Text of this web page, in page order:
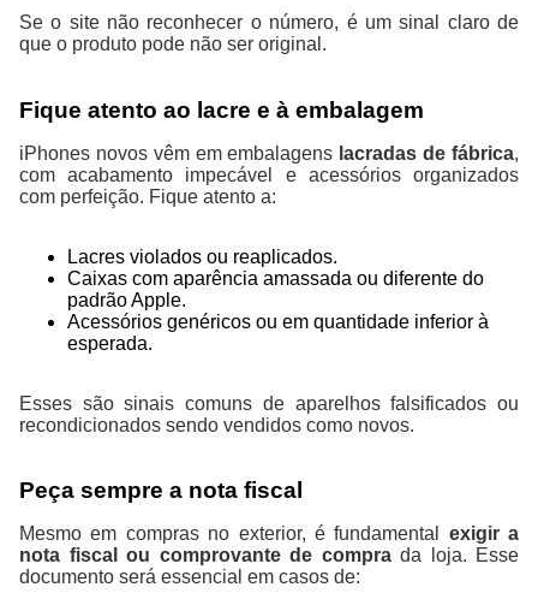
Se o site não reconhecer o número, é um sinal claro de
que o produto pode não ser original.
Fique atento ao lacre e à embalagem
iPhones novos vêm em embalagens lacradas de fábrica,
com acabamento impecável e acessórios organizados
com perfeição. Fique atento a:
Lacres violados ou reaplicados.
Caixas com aparência amassada ou diferente do
padrão Apple.
Acessórios genéricos ou em quantidade inferior à
esperada.
Esses são sinais comuns de aparelhos falsificados ou
recondicionados sendo vendidos como novos.
Peça sempre a nota fiscal
Mesmo em compras no exterior, é fundamental exigir a
nota fiscal ou comprovante de comprada loja. Esse
documento será essencial em casos de: